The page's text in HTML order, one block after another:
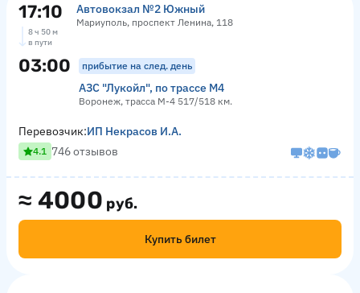
17:10 Автовокзал №2 Южный
Мариуполь, проспект Ленина, 118
8 ч 50 м
в пути
03:00 прибытие на след. день
АЗС "Лукойл", по трассе М4
Воронеж, трасса М-4 517/518 км.
≈ 4000 руб.
Купить билет
Перевозчик:ИП Некрасов И.А.
4.1 746 отзывов